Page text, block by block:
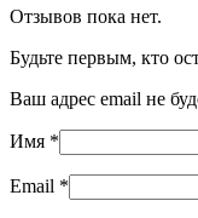
Отзывов пока нет.
Будьте первым, кто
Ваш адрес email не
Имя *
Email *